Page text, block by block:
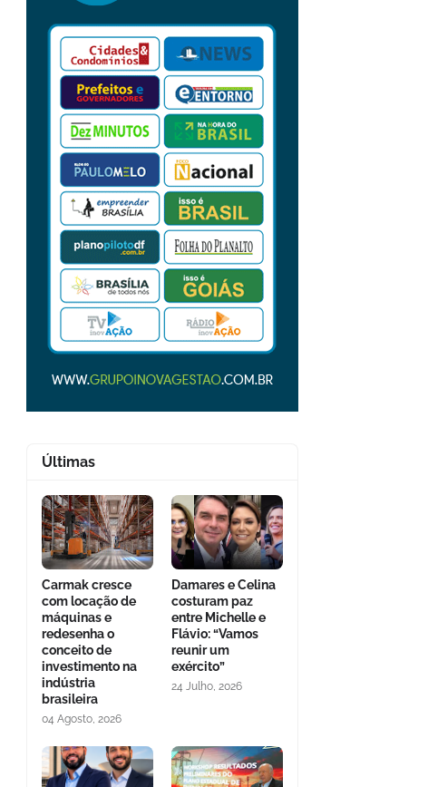
Últimas
Carmak cresce
com locação de
máquinas e
redesenha o
conceito de
investimento na
indústria
brasileira
04 Agosto, 2026
Damares e Celina
costuram paz
entre Michelle e
Flávio: “Vamos
reunir um
exército”
24 Julho, 2026